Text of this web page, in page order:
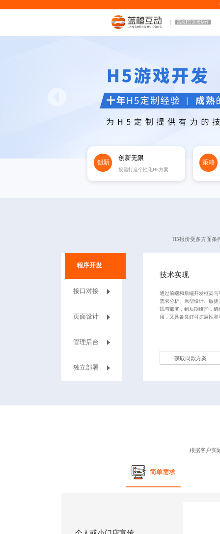
高端H5游戏制作
创新
创新无限
按需打造个性化H5方案
策略
H5报价受多方面条
程序开发
接口对接
页面设计
管理后台
独立部署
技术实现
通过前端和后端开发框架与
需求分析、原型设计、敏捷
试与部署，到后期维护，确
用，又具备良好可扩展性和
获取同款方案
根据客户实
简单需求